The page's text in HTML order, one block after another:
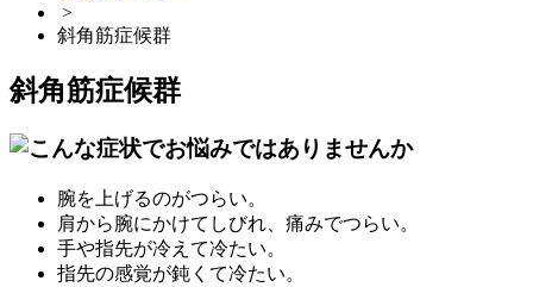
>
斜角筋症候群
斜角筋症候群
腕を上げるのがつらい。
肩から腕にかけてしびれ、痛みでつらい。
手や指先が冷えて冷たい。
指先の感覚が鈍くて冷たい。